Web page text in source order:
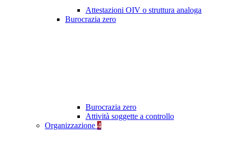
Attestazioni OIV o struttura analoga
Burocrazia zero
Burocrazia zero
Attività soggette a controllo
Organizzazione 4